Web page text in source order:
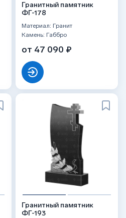
Гранитный памятник
ФГ-178
Материал: Гранит
Камень: Габбро
от 47 090 ₽
Гранитный памятник
ФГ-193